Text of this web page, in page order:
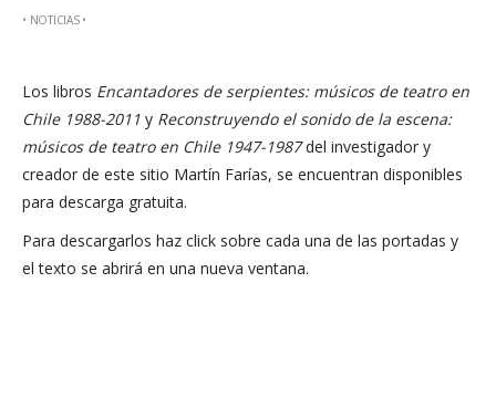
• NOTICIAS•
Los libros Encantadores de serpientes: músicos de teatro en
Chile 1988-2011 y Reconstruyendo el sonido de la escena:
músicos de teatro en Chile 1947-1987del investigador y
creador de este sitio Martín Farías, se encuentran disponibles
para descarga gratuita.
Para descargarlos haz click sobre cada una de las portadas y
el texto se abrirá en una nueva ventana.